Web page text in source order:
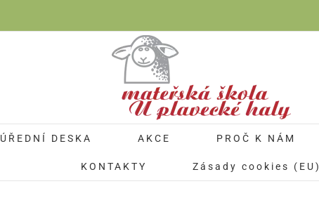
ÚŘEDNÍ DESKA AKCE PROČ K NÁM
KONTAKTY Zásady cookies (EU)